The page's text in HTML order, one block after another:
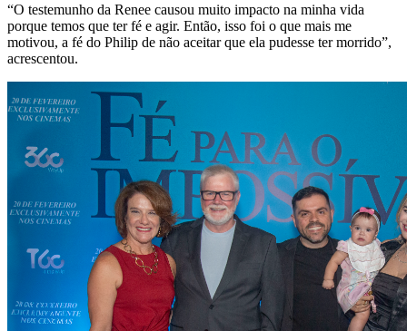
“O testemunho da Renee causou muito impacto na minha vida
porque temos que ter fé e agir. Então, isso foi o que mais me
motivou, a fé do Philip de não aceitar que ela pudesse ter morrido”,
acrescentou.